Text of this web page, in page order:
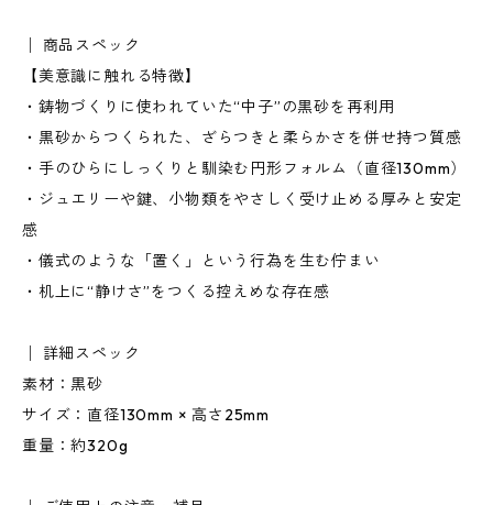
│ 商品スペック
【美意識に触れる特徴】
・鋳物づくりに使われていた“中子”の黒砂を再利用
・黒砂からつくられた、ざらつきと柔らかさを併せ持つ質感
・手のひらにしっくりと馴染む円形フォルム（直径130mm）
・ジュエリーや鍵、小物類をやさしく受け止める厚みと安定
感
・儀式のような「置く」という行為を生む佇まい
・机上に“静けさ”をつくる控えめな存在感
│ 詳細スペック
素材：黒砂
サイズ：直径130mm × 高さ25mm
重量：約320g